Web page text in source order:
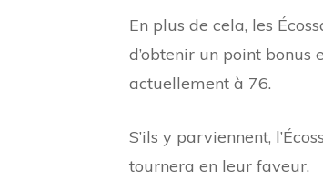
En plus de cela, les
d’obtenir un point bonus
actuellement à 76.
S’ils y parviennent,
tournera en leur faveur.